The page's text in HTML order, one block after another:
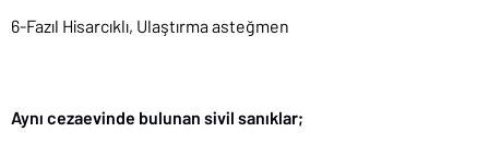
6-Fazıl Hisarcıklı, Ulaştırma asteğmen
Aynı cezaevinde bulunan sivil sanıklar;